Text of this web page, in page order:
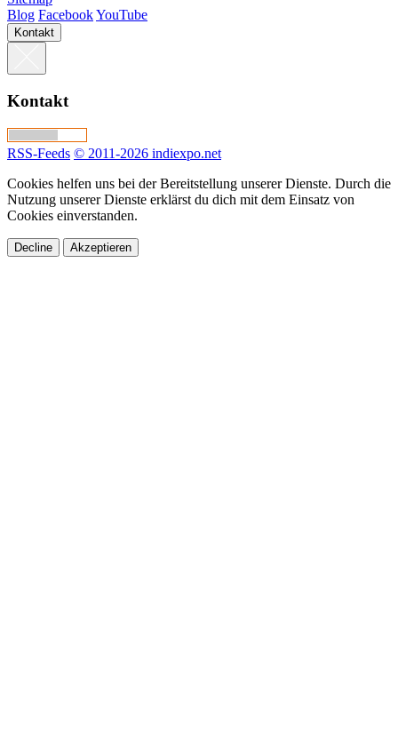
Blog FacebookYouTube
Kontakt
Kontakt
RSS-Feeds © 2011-2026 indiexpo.net
Cookies helfen uns bei der Bereitstellung unserer Dienste. Durch die
Nutzung unserer Dienste erklärst du dich mit dem Einsatz von
Cookies einverstanden.
Decline Akzeptieren